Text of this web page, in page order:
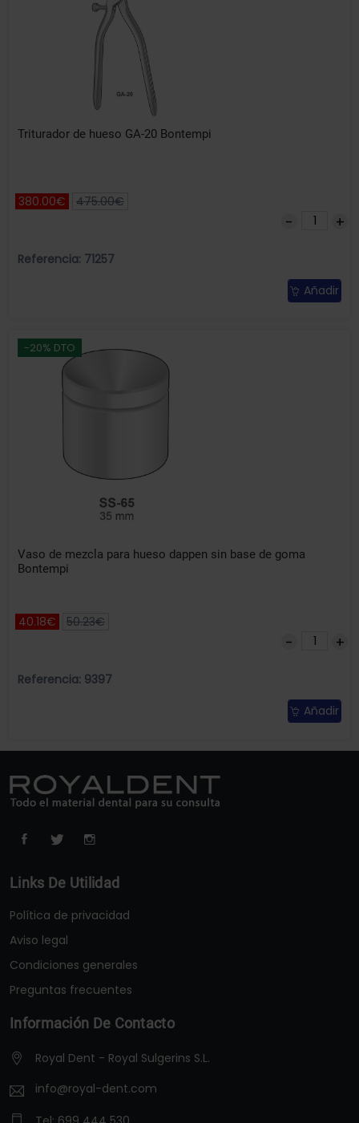
Triturador de hueso GA-20 Bontempi
380.00€ 475.00€
Referencia: 71257
Añadir
-20% DTO
Vaso de mezcla para hueso dappen sin base de goma
Bontempi
40.18€ 50.23€
Referencia: 9397
Añadir
Links De Utilidad
Política de privacidad
Aviso legal
Condiciones generales
Preguntas frecuentes
Información De Contacto
Royal Dent - Royal Sulgerins S.L.
info@royal-dent.com